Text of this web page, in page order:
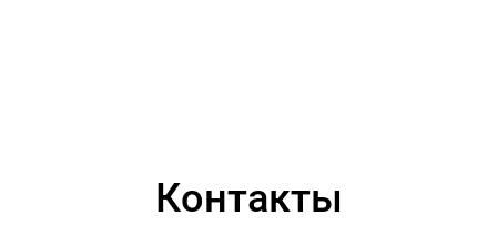
Контакты